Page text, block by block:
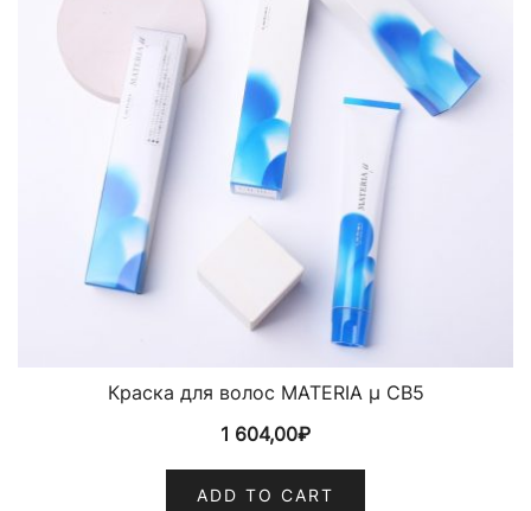
Краска для волос MATERIA µ CB5
1 604,00₽
ADD TO CART